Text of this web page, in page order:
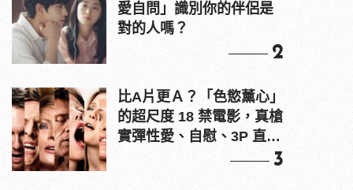
愛自問」識別你的伴侶是
對的人嗎？
2
比A片更Ａ？「色慾薰心」
的超尺度 18 禁電影，真槍
實彈性愛、自慰、3P 直接
3